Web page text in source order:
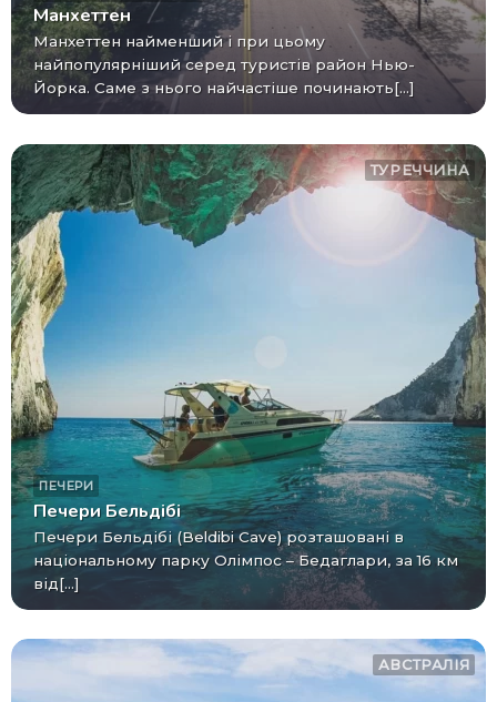
Манхеттен
Манхеттен найменший і при цьому
найпопулярніший серед туристів район Нью-
Йорка. Саме з нього найчастіше починають[...]
ТУРЕЧЧИНА
ПЕЧЕРИ
Печери Бельдібі
Печери Бельдібі (Beldibi Cave) розташовані в
національному парку Олімпос – Бедаглари, за 16 км
від[...]
АВСТРАЛІЯ